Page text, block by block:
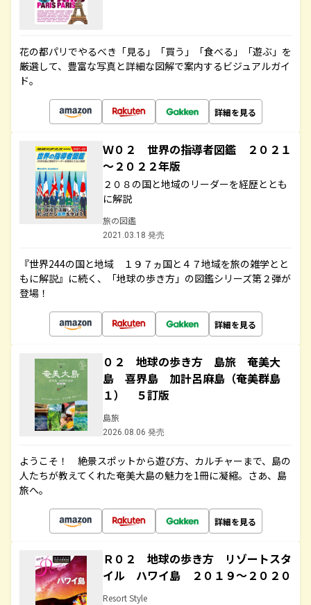
花の都パリでやるべき「見る」「買う」「食べる」「遊ぶ」を
厳選して、豊富な写真と詳細な図解で案内するビジュアルガイ
ド。
詳細を見る
Ｗ０２ 世界の指導者図鑑 ２０２１
～２０２２年版
２０８の国と地域のリーダーを経歴ととも
に解説
旅の図鑑
2021.03.18 発売
『世界244の国と地域 １９７ヵ国と４７地域を旅の雑学とと
もに解説』に続く、「地球の歩き方」の図鑑シリーズ第２弾が
登場！
詳細を見る
０２ 地球の歩き方 島旅 奄美大
島 喜界島 加計呂麻島（奄美群島
１） ５訂版
島旅
2026.08.06 発売
ようこそ！ 絶景スポットから遊び方、カルチャーまで、島の
人たちが教えてくれた奄美大島の魅力を1冊に凝縮。さあ、島
旅へ。
詳細を見る
Ｒ０２ 地球の歩き方 リゾートスタ
イル ハワイ島 ２０１９～２０２０
Resort Style